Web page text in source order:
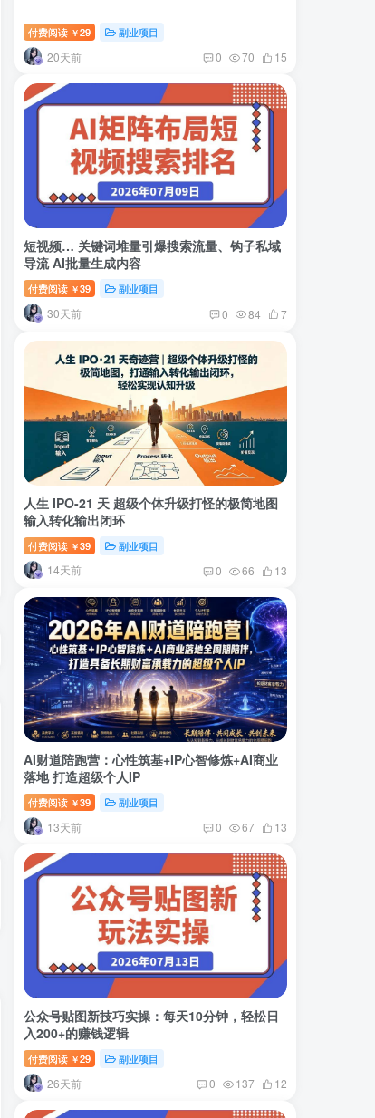
小红书卖虚拟产品：音乐优盘，1个月稳挣1-3万
付费阅读 ￥29 副业项目
20天前 0 70 15
短视频… 关键词堆量引爆搜索流量、钩子私域
导流 AI批量生成内容
付费阅读 ￥39 副业项目
30天前 0 84 7
人生 IPO-21 天 超级个体升级打怪的极简地图
输入转化输出闭环
付费阅读 ￥39 副业项目
14天前 0 66 13
AI财道陪跑营：心性筑基+IP心智修炼+AI商业
落地 打造超级个人IP
付费阅读 ￥39 副业项目
13天前 0 67 13
公众号贴图新技巧实操：每天10分钟，轻松日
入200+的赚钱逻辑
付费阅读 ￥29 副业项目
26天前 0 137 12